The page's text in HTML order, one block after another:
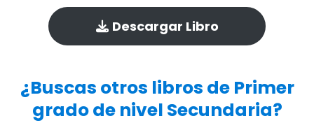
Descargar Libro
¿Buscas otros libros de Primer
grado de nivel Secundaria?